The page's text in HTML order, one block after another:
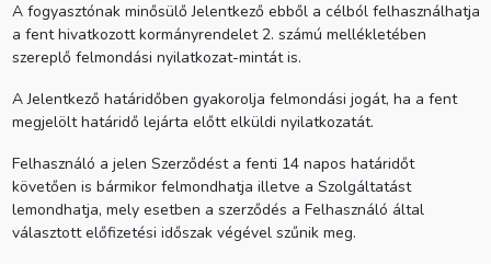
A fogyasztónak minősülő Jelentkező ebből a célból felhasználhatja
a fent hivatkozott kormányrendelet 2. számú mellékletében
szereplő felmondási nyilatkozat-mintát is.
A Jelentkező határidőben gyakorolja felmondási jogát, ha a fent
megjelölt határidő lejárta előtt elküldi nyilatkozatát.
Felhasználó a jelen Szerződést a fenti 14 napos határidőt
követően is bármikor felmondhatja illetve a Szolgáltatást
lemondhatja, mely esetben a szerződés a Felhasználó által
választott előfizetési időszak végével szűnik meg.